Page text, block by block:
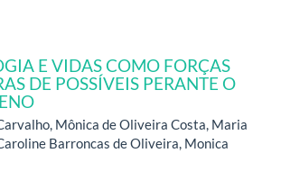
E VIDAS COMO FORÇAS
DE POSSÍVEIS PERANTE O
Mônica de Oliveira Costa, Maria
Barroncas de Oliveira, Monica